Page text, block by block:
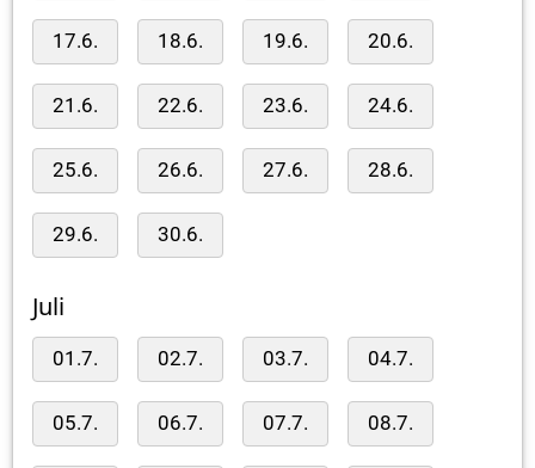
17.6. 18.6. 19.6. 20.6.
21.6. 22.6. 23.6. 24.6.
25.6. 26.6. 27.6. 28.6.
29.6. 30.6.
Juli
01.7. 02.7. 03.7. 04.7.
05.7. 06.7. 07.7. 08.7.